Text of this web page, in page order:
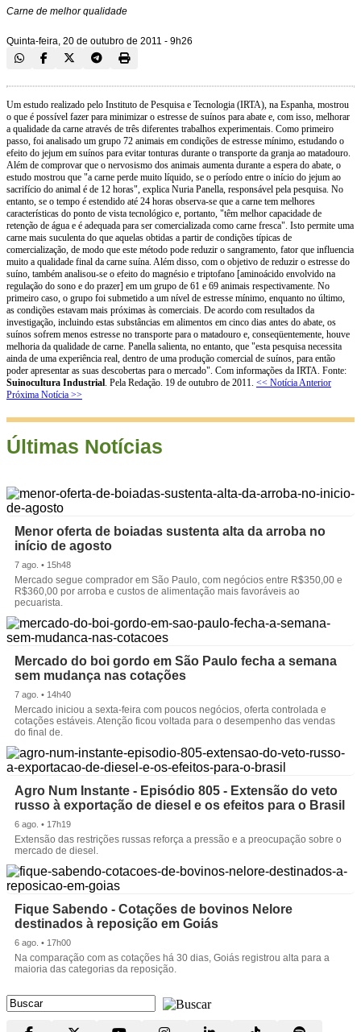
Carne de melhor qualidade
Quinta-feira, 20 de outubro de 2011 - 9h26
Um estudo realizado pelo Instituto de Pesquisa e Tecnologia (IRTA), na Espanha, mostrou
o que é possível fazer para minimizar o estresse de suínos para abate e, com isso, melhorar
a qualidade da carne através de três diferentes trabalhos experimentais. Como primeiro
passo, foi analisado um grupo 72 animais em condições de estresse mínimo, estudando o
efeito do jejum em suínos para evitar tonturas durante o transporte da granja ao matadouro.
Além de comprovar que o nervosismo dos animais aumenta durante a espera do abate, o
estudo mostrou que "a carne perde muito líquido, se o período entre o início do jejum ao
sacrifício do animal é de 12 horas", explica Nuria Panella, responsável pela pesquisa. No
entanto, se o tempo é estendido até 24 horas observa-se que a carne tem melhores
características do ponto de vista tecnológico e, portanto, "têm melhor capacidade de
retenção de água e é adequada para ser comercializada como carne fresca". Isto permite uma
carne mais suculenta do que aquelas obtidas a partir de condições típicas de
comercialização, de modo que este método pode reduzir o sangramento, fator que influencia
muito a qualidade final da carne suína. Além disso, com o objetivo de reduzir o estresse do
suíno, também analisou-se o efeito do magnésio e triptofano [aminoácido envolvido na
regulação do sono e do prazer] em um grupo de 61 e 69 animais respectivamente. No
primeiro caso, o grupo foi submetido a um nível de estresse mínimo, enquanto no último,
as condições estavam mais próximas às comerciais. De acordo com resultados da
investigação, incluindo estas substâncias em alimentos em cinco dias antes do abate, os
suínos sofrem menos estresse no transporte para o matadouro e, conseqüentemente, houve
melhoria da qualidade de carne. Panella salienta, no entanto, que "esta pesquisa necessita
ainda de uma experiência real, dentro de uma produção comercial de suínos, para então
poder apresentar as suas descobertas para o mercado". Com informações da IRTA. Fonte:
Suinocultura Industrial. Pela Redação. 19 de outubro de 2011. << Notícia Anterior
Próxima Notícia >>
Últimas Notícias
Menor oferta de boiadas sustenta alta da arroba no
início de agosto
7 ago. • 15h48
Mercado segue comprador em São Paulo, com negócios entre R$350,00 e
R$360,00 por arroba e custos de alimentação mais favoráveis ao
pecuarista.
Mercado do boi gordo em São Paulo fecha a semana
sem mudança nas cotações
7 ago. • 14h40
Mercado iniciou a sexta-feira com poucos negócios, oferta controlada e
cotações estáveis. Atenção ficou voltada para o desempenho das vendas
do final de.
Agro Num Instante - Episódio 805 - Extensão do veto
russo à exportação de diesel e os efeitos para o Brasil
6 ago. • 17h19
Extensão das restrições russas reforça a pressão e a preocupação sobre o
mercado de diesel.
Fique Sabendo - Cotações de bovinos Nelore
destinados à reposição em Goiás
6 ago. • 17h00
Na comparação com as cotações há 30 dias, Goiás registrou alta para a
maioria das categorias da reposição.